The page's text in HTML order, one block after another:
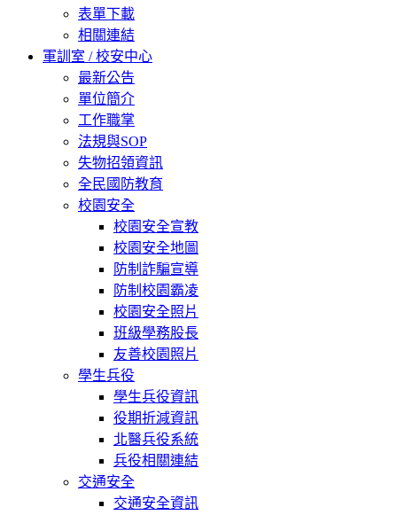
表單下載
相關連結
軍訓室 / 校安中心
最新公告
單位簡介
工作職掌
法規與SOP
失物招領資訊
全民國防教育
校園安全
校園安全宣教
校園安全地圖
防制詐騙宣導
防制校園霸凌
校園安全照片
班級學務股長
友善校園照片
學生兵役
學生兵役資訊
役期折減資訊
北醫兵役系統
兵役相關連結
交通安全
交通安全資訊